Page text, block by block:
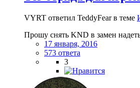
VYRT ответил TeddyFear в теме
Прошу снять KND в замен
17 января, 2016
573 ответа
3